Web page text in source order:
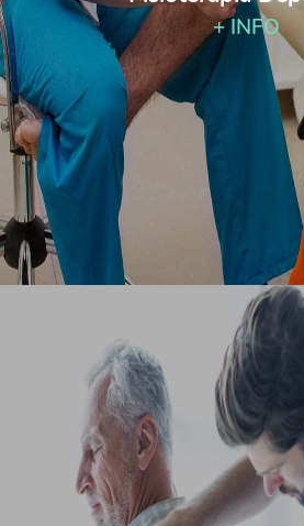
+ INFO